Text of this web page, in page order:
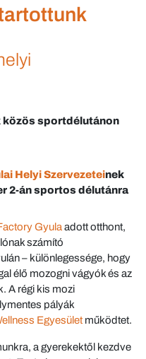
közös sportdélutánon
Helyi Szervezeteinek
2-án sportos délutánra
Gyula adott otthont,
számító
– különlegessége, hogy
élő mozogni vágyók és az
A régi kis mozi
pályák
Egyesület működtet.
a gyerekektől kezdve